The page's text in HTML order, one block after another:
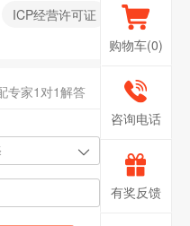
购物车(0)
400-
666-
咨询电话
有奖反馈
ICP经营许可证
专家1对1解答